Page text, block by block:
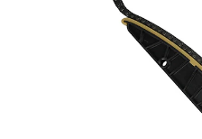
Numar de zale
lant
Numar de zale
constructie lant
constructie lant